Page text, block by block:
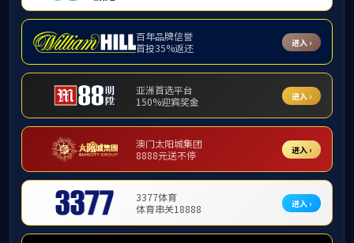
新济医
近日，首建投基金参投企业广州新济医药股份
市。国泰君安国际为其独家保荐人。
新济医药成立于2007年，作为一家临床阶段
针给药和鼻腔吸入给药为特色，旨在解决传统给
术平台，及(ii)鼻腔吸入制剂技术平台，利用这两